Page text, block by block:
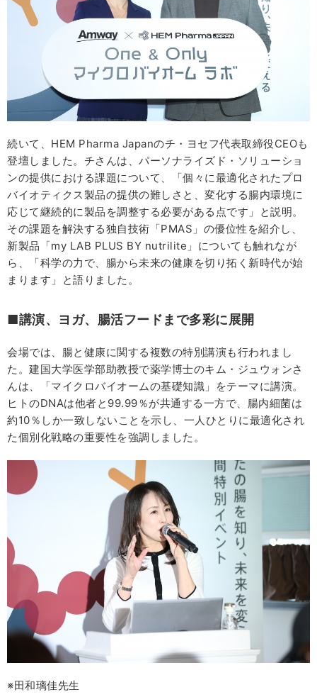
続いて、HEM Pharma Japanのチ・ヨセフ代表取締役CEOも
登壇しました。チさんは、パーソナライズド・ソリューショ
ンの提供における課題について、「個々に最適化されたプロ
バイオティクス製品の提供の難しさと、変化する腸内環境に
応じて継続的に製品を調整する必要がある点です」と説明。
その課題を解決する独自技術「PMAS」の優位性を紹介し、
新製品「my LAB PLUS BY nutrilite」についても触れなが
ら、「科学の力で、腸から未来の健康を切り拓く新時代が始
まります」と語りました。
■講演、ヨガ、腸活フードまで多彩に展開
会場では、腸と健康に関する複数の特別講演も行われまし
た。建国大学医学部助教授で薬学博士のキム・ジュウォンさ
んは、「マイクロバイオームの基礎知識」をテーマに講演。
ヒトのDNAは他者と99.99％が共通する一方で、腸内細菌は
約10％しか一致しないことを示し、一人ひとりに最適化され
た個別化戦略の重要性を強調しました。
※田和璃佳先生